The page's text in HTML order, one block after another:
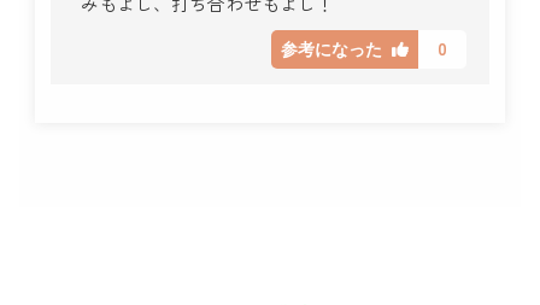
参考になった 0